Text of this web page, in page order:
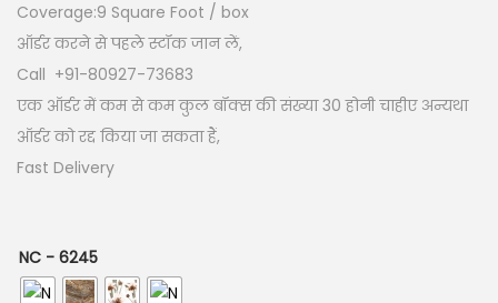
Coverage:9 Square Foot / box
ऑर्डर करने से पहले स्टॉक जान लें,
Call +91-80927-73683
एक ऑर्डर में कम से कम कुल बॉक्स की संख्या 30 होनी चाहीए अन्यथा
ऑर्डर को रद्द किया जा सकता हैं,
Fast Delivery
NC - 6245